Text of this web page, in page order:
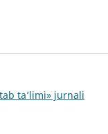
ta’limi» jurnali